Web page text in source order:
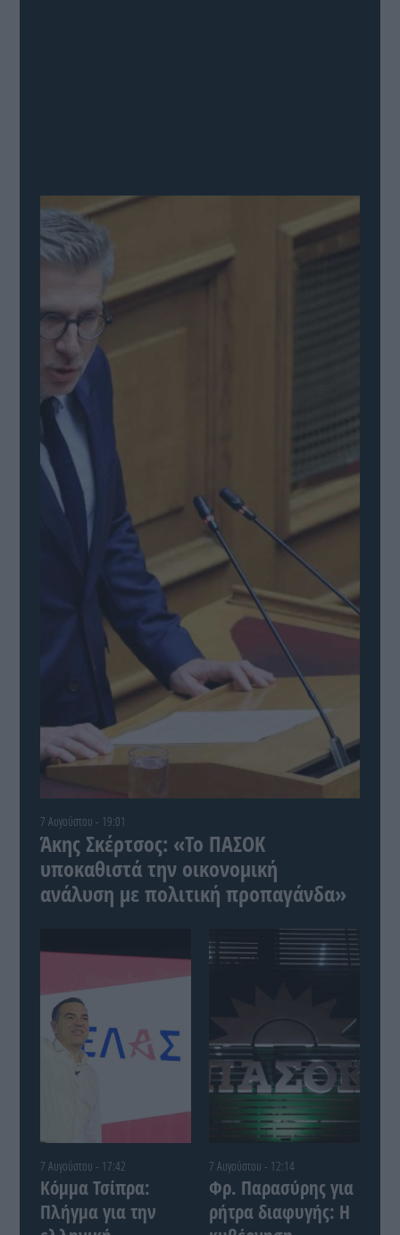
7 Αυγούστου - 19:01
Άκης Σκέρτσος: «Το ΠΑΣΟΚ
υποκαθιστά την οικονομική
ανάλυση με πολιτική προπαγάνδα»
7 Αυγούστου - 17:42
Κόμμα Τσίπρα:
Πλήγμα για την
7 Αυγούστου - 12:14
Φρ. Παρασύρης για
ρήτρα διαφυγής: Η